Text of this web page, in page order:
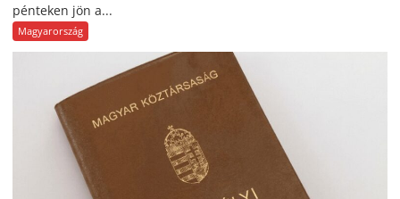
pénteken jön a...
Magyarország